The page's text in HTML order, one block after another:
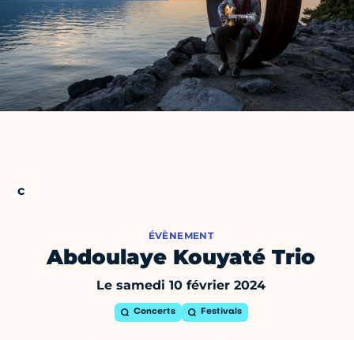
ÉVÈNEMENT
Abdoulaye Kouyaté Trio
Le samedi 10 février 2024
Concerts Festivals